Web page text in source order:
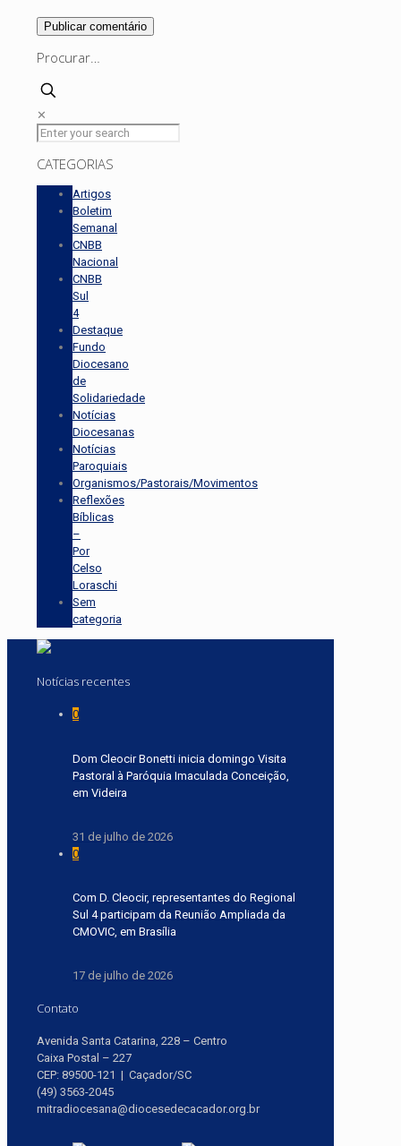
Procurar…
✕
CATEGORIAS
Artigos
Boletim
Semanal
CNBB
Nacional
CNBB
Sul
4
Destaque
Fundo
Diocesano
de
Solidariedade
Notícias
Diocesanas
Notícias
Paroquiais
Organismos/Pastorais/Movimentos
Reflexões
Bíblicas
–
Por
Celso
Loraschi
Sem
categoria
Notícias recentes
0
Dom Cleocir Bonetti inicia domingo Visita
Pastoral à Paróquia Imaculada Conceição,
em Videira
31 de julho de 2026
0
Com D. Cleocir, representantes do Regional
Sul 4 participam da Reunião Ampliada da
CMOVIC, em Brasília
17 de julho de 2026
Contato
Avenida Santa Catarina, 228 – Centro
Caixa Postal – 227
CEP: 89500-121 | Caçador/SC
(49) 3563-2045
mitradiocesana@diocesedecacador.org.br